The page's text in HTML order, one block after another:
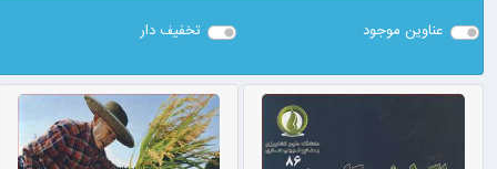
عناوین موجود تخفیف دار